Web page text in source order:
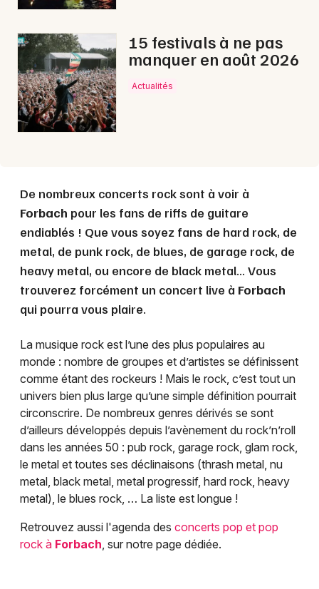
57 - Moselle
Mon email
15 festivals à ne pas
manquer en août 2026
Actualités
De nombreux concerts rock sont à voir à
Forbach pour les fans de riffs de guitare
endiablés ! Que vous soyez fans de hard rock, de
metal, de punk rock, de blues, de garage rock, de
heavy metal, ou encore de black metal... Vous
trouverez forcément un concert live à Forbach
qui pourra vous plaire.
La musique rock est l’une des plus populaires au
monde : nombre de groupes et d’artistes se définissent
comme étant des rockeurs ! Mais le rock, c’est tout un
univers bien plus large qu’une simple définition pourrait
circonscrire. De nombreux genres dérivés se sont
d’ailleurs développés depuis l’avènement du rock’n’roll
dans les années 50 : pub rock, garage rock, glam rock,
le metal et toutes ses déclinaisons (thrash metal, nu
metal, black metal, metal progressif, hard rock, heavy
metal), le blues rock, … La liste est longue !
Retrouvez aussi l'agenda des concerts pop et pop
rock à Forbach, sur notre page dédiée.